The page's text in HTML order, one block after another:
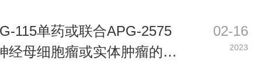
115单药或联合APG-2575
经母细胞瘤或实体肿瘤的临
02-16
2023